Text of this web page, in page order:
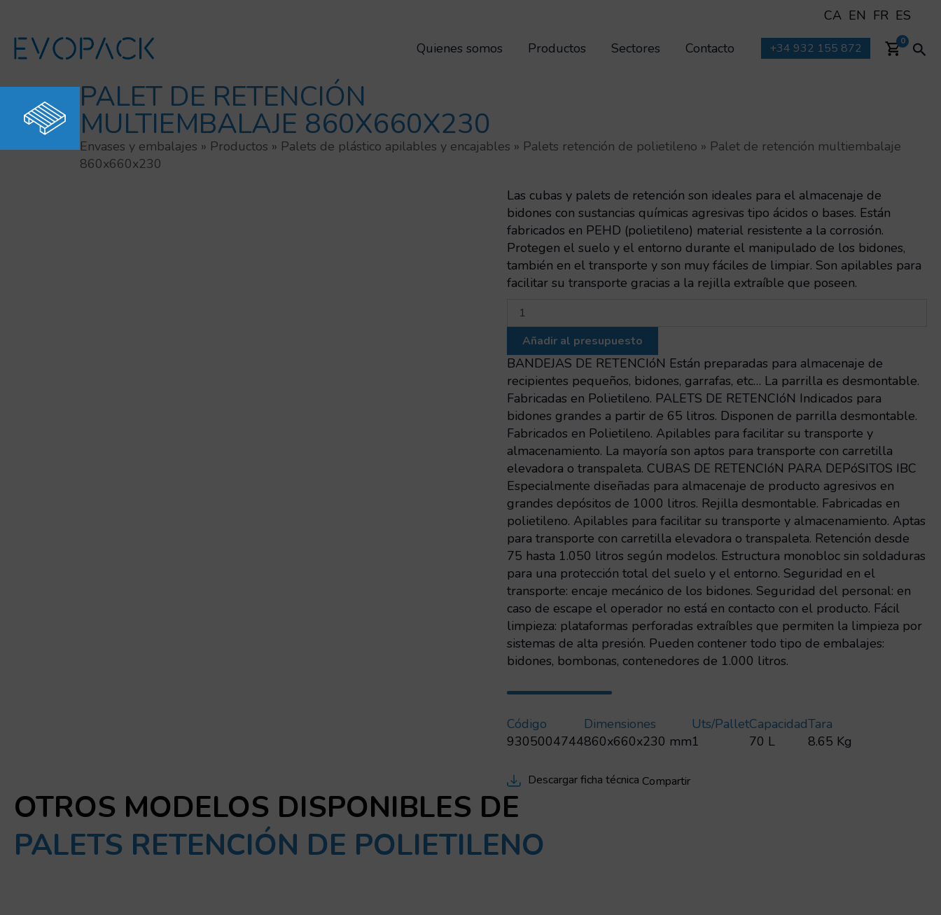
contenido
CA EN FR ES
Quienes somos
Productos Sectores Contacto +34 932 155 872 0
PALET DE RETENCIÓN
MULTIEMBALAJE 860X660X230
Envases y embalajes » Productos » Palets de plástico apilables y encajables » Palets retención de polietileno » Palet de retención multiembalaje
860x660x230
Las cubas y palets de retención son ideales para el almacenaje de
bidones con sustancias químicas agresivas tipo ácidos o bases. Están
fabricados en PEHD (polietileno) material resistente a la corrosión.
Protegen el suelo y el entorno durante el manipulado de los bidones,
también en el transporte y son muy fáciles de limpiar. Son apilables para
facilitar su transporte gracias a la rejilla extraíble que poseen.
multiembalaje
860x660x230
cantidad
Añadir al presupuesto
BANDEJAS DE RETENCIóN Están preparadas para almacenaje de
recipientes pequeños, bidones, garrafas, etc… La parrilla es desmontable.
Fabricadas en Polietileno. PALETS DE RETENCIóN Indicados para
bidones grandes a partir de 65 litros. Disponen de parrilla desmontable.
Fabricados en Polietileno. Apilables para facilitar su transporte y
almacenamiento. La mayoría son aptos para transporte con carretilla
elevadora o transpaleta. CUBAS DE RETENCIóN PARA DEPóSITOS IBC
Especialmente diseñadas para almacenaje de producto agresivos en
grandes depósitos de 1000 litros. Rejilla desmontable. Fabricadas en
polietileno. Apilables para facilitar su transporte y almacenamiento. Aptas
para transporte con carretilla elevadora o transpaleta. Retención desde
75 hasta 1.050 litros según modelos. Estructura monobloc sin soldaduras
para una protección total del suelo y el entorno. Seguridad en el
transporte: encaje mecánico de los bidones. Seguridad del personal: en
caso de escape el operador no está en contacto con el producto. Fácil
limpieza: plataformas perforadas extraíbles que permiten la limpieza por
sistemas de alta presión. Pueden contener todo tipo de embalajes:
bidones, bombonas, contenedores de 1.000 litros.
Código
9305004744
Dimensiones
860x660x230 mm
Uts/pallet
1
Capacidad
70 L
Tara
8.65 Kg
Descargar ficha técnica Compartir
OTROS MODELOS DISPONIBLES DE
PALETS RETENCIÓN DE POLIETILENO